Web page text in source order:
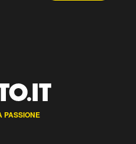
PASSIONE